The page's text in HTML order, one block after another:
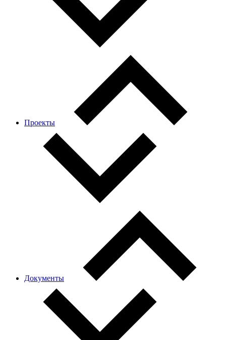
Проекты
Документы